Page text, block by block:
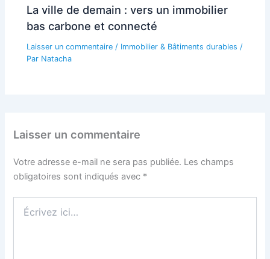
La ville de demain : vers un immobilier
bas carbone et connecté
Laisser un commentaire / Immobilier & Bâtiments durables /
Par Natacha
Laisser un commentaire
Votre adresse e-mail ne sera pas publiée. Les champs
obligatoires sont indiqués avec *
ici…